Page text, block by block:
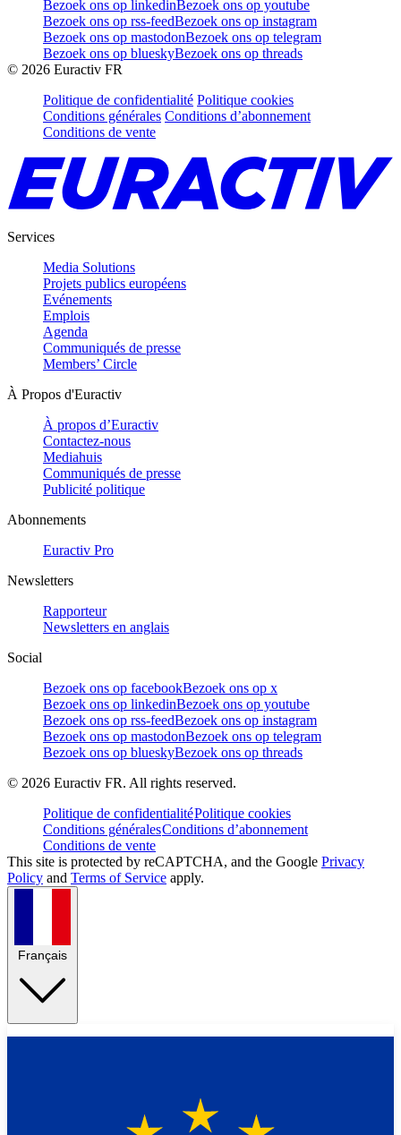
Bezoek ons op linkedinBezoek ons op youtube
Bezoek ons op rss-feedBezoek ons op instagram
Bezoek ons op mastodonBezoek ons op telegram
Bezoek ons op blueskyBezoek ons op threads
© 2026 Euractiv FR
Politique de confidentialité Politique cookies
Conditions générales Conditions d’abonnement
Conditions de vente
Services
Media Solutions
Projets publics européens
Evénements
Emplois
Agenda
Communiqués de presse
Members’ Circle
À Propos d'Euractiv
À propos d’Euractiv
Contactez-nous
Mediahuis
Communiqués de presse
Publicité politique
Abonnements
Euractiv Pro
Newsletters
Rapporteur
Newsletters en anglais
Social
Bezoek ons op facebookBezoek ons op x
Bezoek ons op linkedinBezoek ons op youtube
Bezoek ons op rss-feedBezoek ons op instagram
Bezoek ons op mastodonBezoek ons op telegram
Bezoek ons op blueskyBezoek ons op threads
© 2026 Euractiv FR. All rights reserved.
Politique de confidentialitéPolitique cookies
Conditions généralesConditions d’abonnement
Conditions de vente
This site is protected by reCAPTCHA, and the Google Privacy
Policy and Terms of Service apply.
Français